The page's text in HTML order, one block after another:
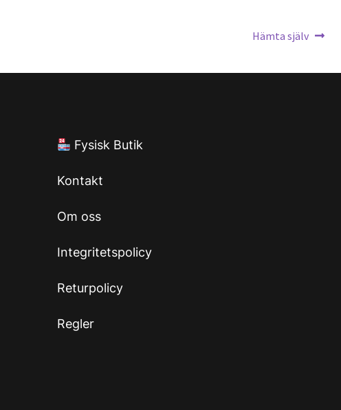
Nästa
Hämta själv
Fysisk Butik
Kontakt
Om oss
Integritetspolicy
Returpolicy
Regler